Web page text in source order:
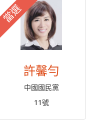
當選
許馨勻
中國國民黨
11號